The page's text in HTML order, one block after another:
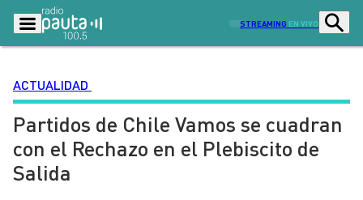
STREAMING EN VIVO
Podcasts Programas
Lo Último Actualidad
Ciudad
ACTUALIDAD
Partidos de Chile Vamos se cuadran
con el Rechazo en el Plebiscito de
Salida